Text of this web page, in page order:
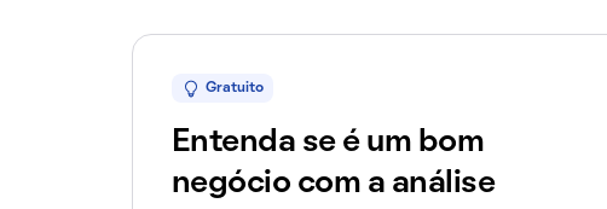
Gratuito
Entenda se é um bom
negócio com a análise